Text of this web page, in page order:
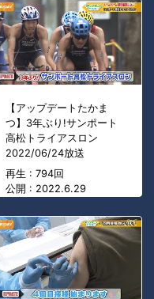
【アップデートたかま
つ】3年ぶり!サンポート
高松トライアスロン
2022/06/24放送
再生 : 794回
公開 : 2022.6.29